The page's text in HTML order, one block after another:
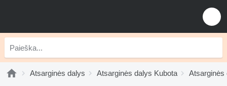
Atsarginės dalys Atsarginės dalys Kubota Atsarginės